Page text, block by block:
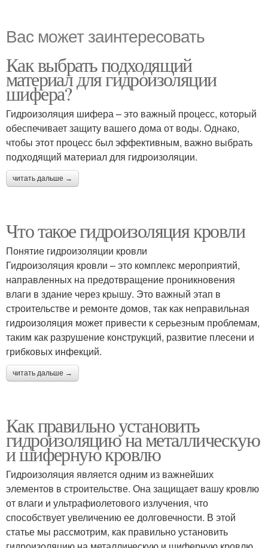
Вас может заинтересовать
Как выбрать подходящий
материал для гидроизоляции
шифера?
Гидроизоляция шифера – это важный процесс, который
обеспечивает защиту вашего дома от воды. Однако,
чтобы этот процесс был эффективным, важно выбрать
подходящий материал для гидроизоляции.
читать дальше →
Что такое гидроизоляция кровли
Понятие гидроизоляции кровли
Гидроизоляция кровли – это комплекс мероприятий,
направленных на предотвращение проникновения
влаги в здание через крышу. Это важный этап в
строительстве и ремонте домов, так как неправильная
гидроизоляция может привести к серьезным проблемам,
таким как разрушение конструкций, развитие плесени и
грибковых инфекций.
читать дальше →
Как правильно установить
гидроизоляцию на металлическую
и шиферную кровлю
Гидроизоляция является одним из важнейших
элементов в строительстве. Она защищает вашу кровлю
от влаги и ультрафиолетового излучения, что
способствует увеличению ее долговечности. В этой
статье мы рассмотрим, как правильно установить